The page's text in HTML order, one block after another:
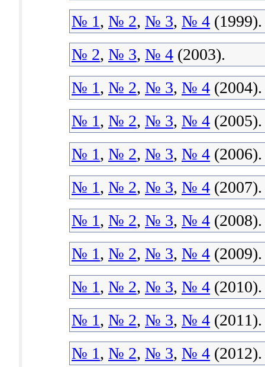
№ 1, № 2, № 3, № 4 (1999).
№ 2, № 3, № 4 (2003).
№ 1, № 2, № 3, № 4 (2004).
№ 1, № 2, № 3, № 4 (2005).
№ 1, № 2, № 3, № 4 (2006).
№ 1, № 2, № 3, № 4 (2007).
№ 1, № 2, № 3, № 4 (2008).
№ 1, № 2, № 3, № 4 (2009).
№ 1, № 2, № 3, № 4 (2010).
№ 1, № 2, № 3, № 4 (2011).
№ 1, № 2, № 3, № 4 (2012).